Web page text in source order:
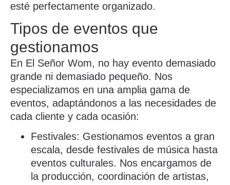
esté perfectamente organizado.
Tipos de eventos que
gestionamos
En El Señor Wom, no hay evento demasiado
grande ni demasiado pequeño. Nos
especializamos en una amplia gama de
eventos, adaptándonos a las necesidades de
cada cliente y cada ocasión:
Festivales: Gestionamos eventos a gran
escala, desde festivales de música hasta
eventos culturales. Nos encargamos de
la producción, coordinación de artistas,